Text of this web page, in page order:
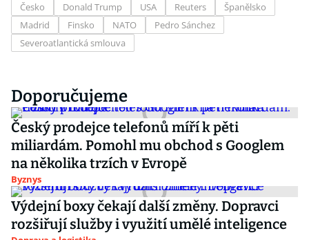
Česko Donald Trump USA Reuters
Španělsko
Madrid
Finsko NATO
Pedro Sánchez
Severoatlantická smlouva
Doporučujeme
Český prodejce telefonů míří k pěti
miliardám. Pomohl mu obchod s Googlem
na několika trzích v Evropě
Byznys
Výdejní boxy čekají další změny. Dopravci
rozšiřují služby i využití umělé inteligence